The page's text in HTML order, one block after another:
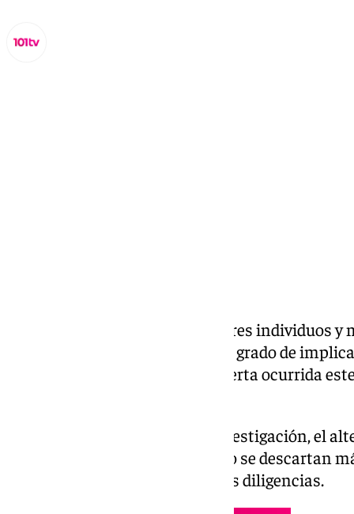
La Guardia Civil ha detenido a tres individuos
investigación para esclarecer el grado de
habrían participado en una reyerta ocurrida
Según fuentes cercanas a la investigación, el
individuos, y por el momento no se descartan
horas, a medida que avanzan las diligencias.